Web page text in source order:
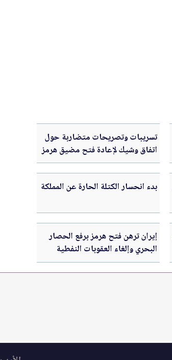
تسريبات وتصريحات متضاربة حول
اتفاق وشيك لإعادة فتح مضيق هرمز
بدء انحسار الكتلة الحارة عن المملكة
إيران ترهن فتح هرمز برفع الحصار
البحري وإلغاء العقوبات النفطية